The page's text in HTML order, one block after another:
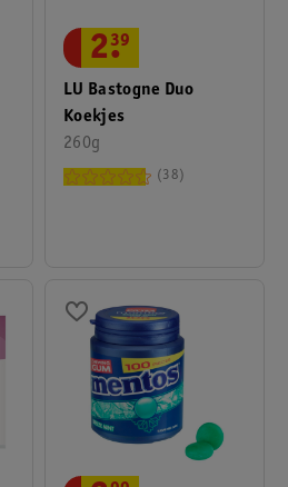
LU Bastogne Duo
Koekjes
260g
2.
39
38